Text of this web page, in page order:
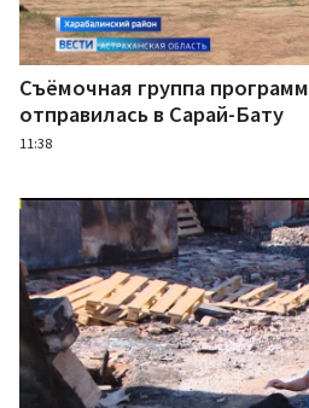
Съёмочная группа
отправилась в Сарай-Бату
11:38